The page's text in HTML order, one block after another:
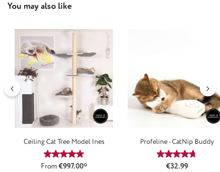
Skip product gallery
You may also like
Ceiling Cat Tree Model Ines
Average rating of 4.9 out of 5 stars
From €997.00*
Profeline - CatNip Buddy
Average
Regular price:
€32.99